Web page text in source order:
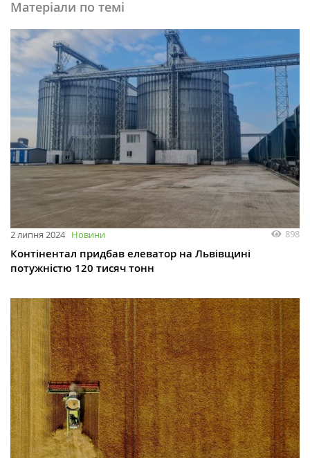
Матеріали по темі
2 липня 2024 Новини 898
Контінентал придбав елеватор на Львівщині
потужністю 120 тисяч тонн